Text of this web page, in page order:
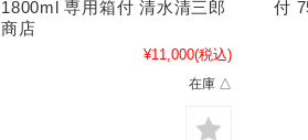
1800ml 専用箱付 清水清三郎
商店
¥11,000(税込)
在庫 △
付